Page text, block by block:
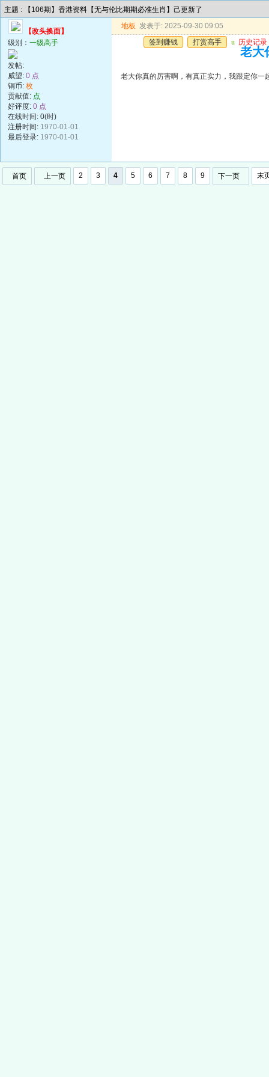
主题 : 【106期】香港资料【无与伦比期期必准生肖】己更新了
【改头换面】
级别： 一级高手
发帖:
威望: 0 点
铜币: 枚
贡献值: 点
好评度: 0 点
在线时间: 0(时)
注册时间: 1970-01-01
最后登录: 1970-01-01
地板 发表于: 2025-09-30 09:05
签到赚钱
打赏高手 u 历史记录
老大
老大你真的厉害啊，有真正实力，我跟定你一
首页 上一页 2 3 4 5 6 7 8 9 下一页 末